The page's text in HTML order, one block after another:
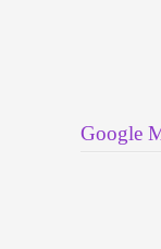
Google